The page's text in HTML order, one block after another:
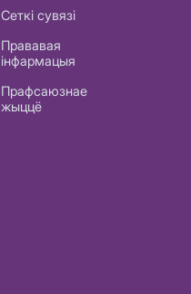
Сеткі сувязі
Прававая
інфармацыя
Прафсаюзнае
жыццё